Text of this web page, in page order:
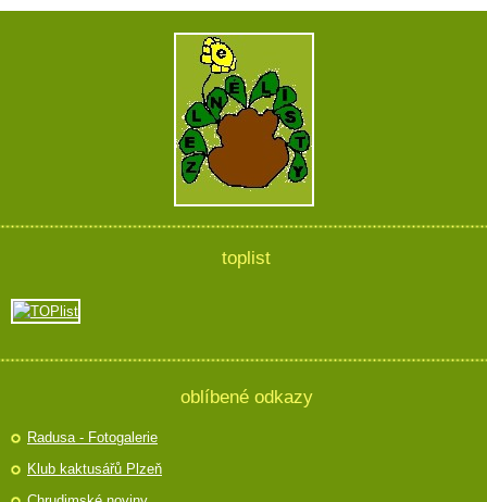
toplist
oblíbené odkazy
Radusa - Fotogalerie
Klub kaktusářů Plzeň